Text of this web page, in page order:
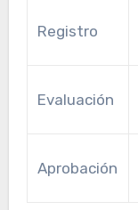
Registro
Evaluación
Aprobación